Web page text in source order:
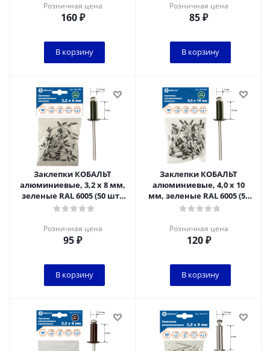
Розничная цена
160₽
В корзину
Розничная цена
85₽
В корзину
Заклепки КОБАЛЬТ
алюминиевые, 3,2 х 8 мм,
зеленые RAL 6005 (50 шт.)
пакет
Розничная цена
95₽
В корзину
Заклепки КОБАЛЬТ
алюминиевые, 4,0 х 10
мм, зеленые RAL 6005 (50
шт.) пакет
Розничная цена
120₽
В корзину